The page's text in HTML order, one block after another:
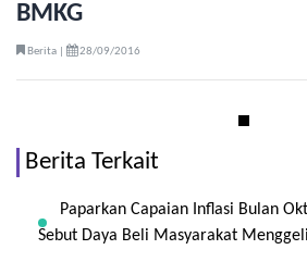
BMKG
Berita | 28/09/2016
Berita Terkait
Paparkan Capaian Inflasi Bulan
Sebut Daya Beli Masyarakat